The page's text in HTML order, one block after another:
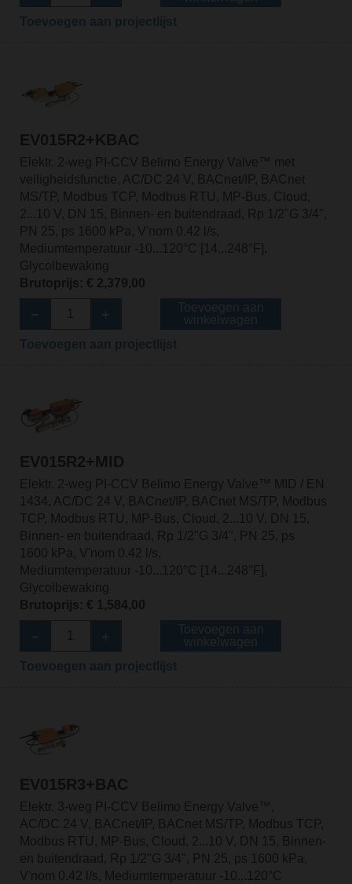
EV015R2+KBAC
Elektr. 2-weg PI-CCV Belimo Energy Valve™ met
veiligheidsfunctie, AC/DC 24 V, BACnet/IP, BACnet
MS/TP, Modbus TCP, Modbus RTU, MP-Bus, Cloud,
2...10 V, DN 15, Binnen- en buitendraad, Rp 1/2"G 3/4",
PN 25, ps 1600 kPa, V'nom 0.42 l/s,
Mediumtemperatuur -10...120°C [14...248°F],
Glycolbewaking
Brutoprijs: € 2,379,00
EV015R2+MID
Elektr. 2-weg PI-CCV Belimo Energy Valve™ MID / EN
1434, AC/DC 24 V, BACnet/IP, BACnet MS/TP, Modbus
TCP, Modbus RTU, MP-Bus, Cloud, 2...10 V, DN 15,
Binnen- en buitendraad, Rp 1/2"G 3/4", PN 25, ps
1600 kPa, V'nom 0.42 l/s,
Mediumtemperatuur -10...120°C [14...248°F],
Glycolbewaking
Brutoprijs: € 1,584,00
EV015R3+BAC
Elektr. 3-weg PI-CCV Belimo Energy Valve™,
AC/DC 24 V, BACnet/IP, BACnet MS/TP, Modbus TCP,
Modbus RTU, MP-Bus, Cloud, 2...10 V, DN 15, Binnen-
en buitendraad, Rp 1/2"G 3/4", PN 25, ps 1600 kPa,
V'nom 0.42 l/s, Mediumtemperatuur -10...120°C